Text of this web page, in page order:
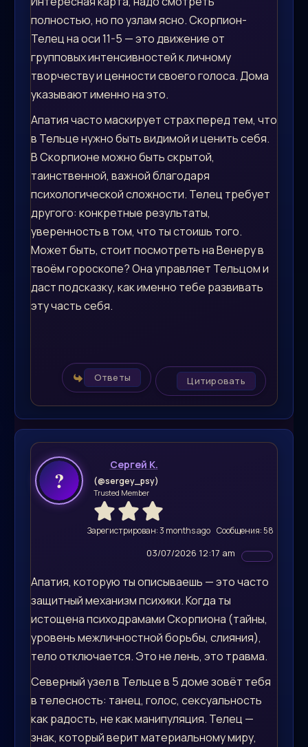
полностью, но по узлам ясно. Скорпион-
Телец на оси 11-5 — это движение от
групповых интенсивностей к личному
творчеству и ценности своего голоса. Дома
указывают именно на это.
Апатия часто маскирует страх перед тем, что
в Тельце нужно быть видимой и ценить себя.
В Скорпионе можно быть скрытой,
таинственной, важной благодаря
психологической сложности. Телец требует
другого: конкретные результаты,
уверенность в том, что ты стоишь того.
Может быть, стоит посмотреть на Венеру в
твоём гороскопе? Она управляет Тельцом и
даст подсказку, как именно тебе развивать
эту часть себя.
Ответы Цитировать
Сергей К.
(@sergey_psy)
Trusted Member
Зарегистрирован: 3 months ago Сообщения: 58
03/07/2026 12:17 am
Апатия, которую ты описываешь — это часто
защитный механизм психики. Когда ты
истощена психодрамами Скорпиона (тайны,
уровень межличностной борьбы, слияния),
тело отключается. Это не лень, это травма.
Северный узел в Тельце в 5 доме зовёт тебя
в телесность: танец, голос, сексуальность
как радость, не как манипуляция. Телец —
знак, который верит материальному миру,